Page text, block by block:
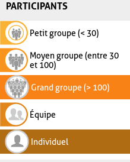
PARTICIPANTS
Petit groupe (< 30)
Moyen groupe (entre 30
et 100)
Grand groupe (> 100)
Équipe
Individuel